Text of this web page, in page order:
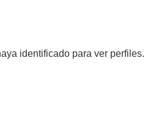
identificado para ver perfiles.